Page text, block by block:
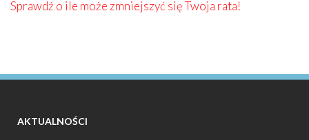
Sprawdź o ile może zmniejszyć się Twoja rata!
AKTUALNOŚCI